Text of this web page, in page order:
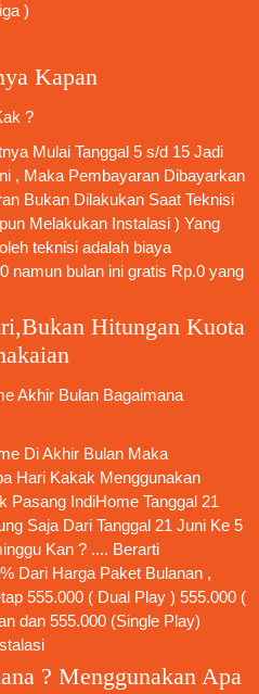
)
Kapan
?
Mulai Tanggal 5 s/d 15 Jadi
, Maka Pembayaran Dibayarkan
Bukan Dilakukan Saat Teknisi
Melakukan Instalasi ) Yang
teknisi adalah biaya
namun bulan ini gratis Rp.0 yang
Hitungan Kuota
Akhir Bulan Bagaimana
Di Akhir Bulan Maka
Hari Kakak Menggunakan
Pasang IndiHome Tanggal 21
Saja Dari Tanggal 21 Juni Ke 5
Kan ? .... Berarti
Dari Harga Paket Bulanan ,
555.000 ( Dual Play ) 555.000 (
dan 555.000 (Single Play)
? Menggunakan Apa